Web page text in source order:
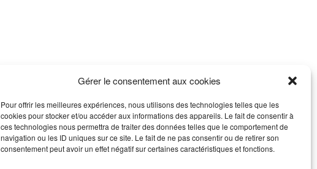
Gérer le consentement aux cookies
Pour offrir les meilleures expériences, nous utilisons des technologies telles que les
cookies pour stocker et/ou accéder aux informations des appareils. Le fait de consentir à
ces technologies nous permettra de traiter des données telles que le comportement de
navigation ou les ID uniques sur ce site. Le fait de ne pas consentir ou de retirer son
consentement peut avoir un effet négatif sur certaines caractéristiques et fonctions.